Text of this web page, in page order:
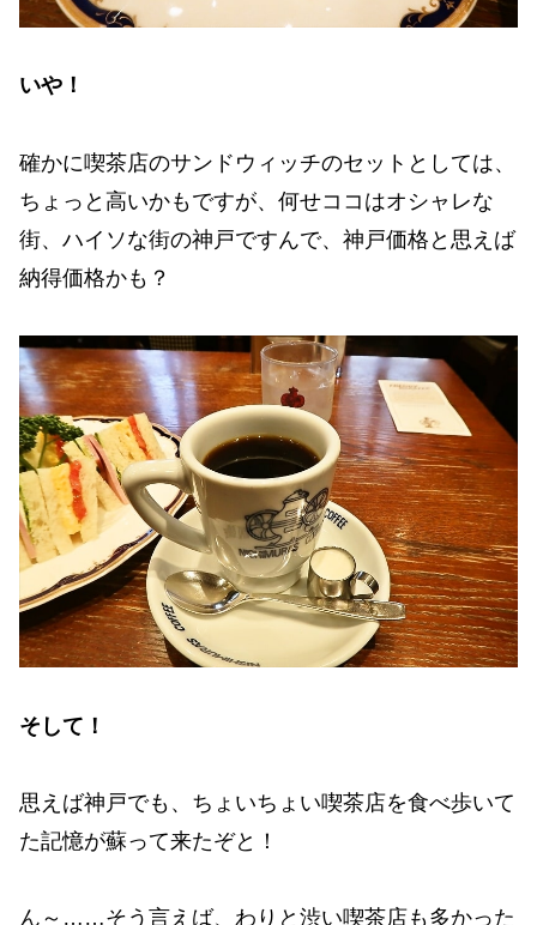
いや！
確かに喫茶店のサンドウィッチのセットとしては、
ちょっと高いかもですが、何せココはオシャレな
街、ハイソな街の神戸ですんで、神戸価格と思えば
納得価格かも？
そして！
思えば神戸でも、ちょいちょい喫茶店を食べ歩いて
た記憶が蘇って来たぞと！
ん～……そう言えば、わりと渋い喫茶店も多かった